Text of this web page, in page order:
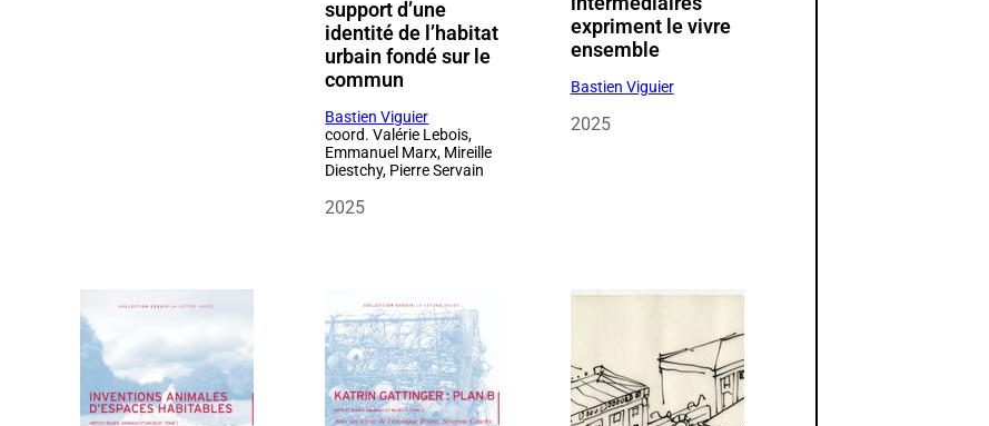
support d’une
identité de l’habitat
urbain fondé sur le
commun
Bastien Viguier
coord. Valérie Lebois,
Emmanuel Marx, Mireille
Diestchy, Pierre Servain
2025
expriment le vivre
ensemble
Bastien Viguier
2025